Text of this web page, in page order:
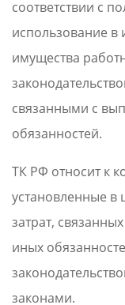
соответствии с
использование в
имущества
связанными с
обязанностей.
ТК РФ относит к
установленные в
затрат,
иных
законами.